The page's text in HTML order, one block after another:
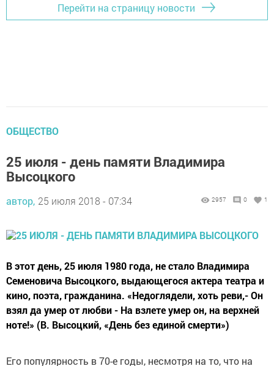
Перейти на страницу новости
ОБЩЕСТВО
25 июля - день памяти Владимира
Высоцкого
автор, 25 июля 2018 - 07:34 2957 0 1
В этот день, 25 июля 1980 года, не стало Владимира
Семеновича Высоцкого, выдающегося актера театра и
кино, поэта, гражданина. «Недоглядели, хоть реви,- Он
взял да умер от любви - На взлете умер он, на верхней
ноте!» (В. Высоцкий, «День без единой смерти»)
Его популярность в 70-е годы, несмотря на то, что на